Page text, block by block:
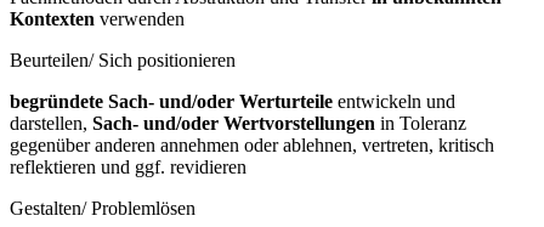
Kontexten verwenden
Beurteilen/ Sich positionieren
begründete Sach- und/oder Werturteile entwickeln und
darstellen, Sach- und/oder Wertvorstellungen in Toleranz
gegenüber anderen annehmen oder ablehnen, vertreten, kritisch
reflektieren und ggf. revidieren
Gestalten/ Problemlösen